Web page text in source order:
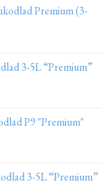
Premium (3-
3-5L “Premium”
P9 "Premium"
3-5L “Premium”